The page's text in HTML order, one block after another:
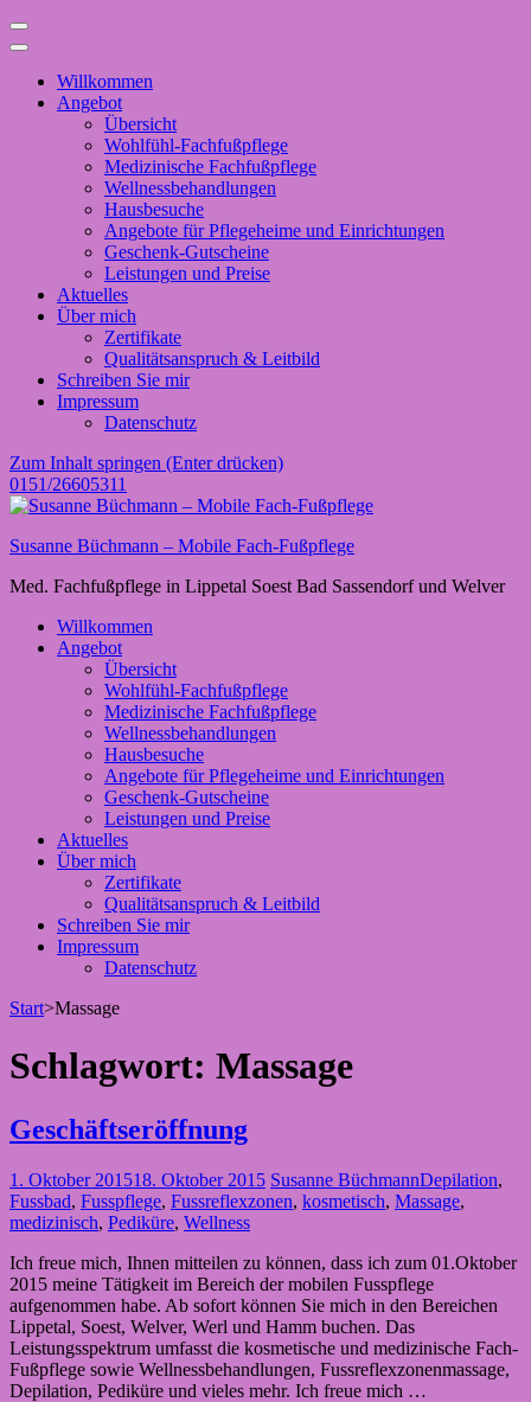
Willkommen
Angebot
Übersicht
Wohlfühl-Fachfußpflege
Medizinische Fachfußpflege
Wellnessbehandlungen
Hausbesuche
Angebote für Pflegeheime und Einrichtungen
Geschenk-Gutscheine
Leistungen und Preise
Aktuelles
Über mich
Zertifikate
Qualitätsanspruch & Leitbild
Schreiben Sie mir
Impressum
Datenschutz
Zum Inhalt springen (Enter drücken)
0151/26605311
Susanne Büchmann – Mobile Fach-Fußpflege
Med. Fachfußpflege in Lippetal Soest Bad Sassendorf und Welver
Willkommen
Angebot
Übersicht
Wohlfühl-Fachfußpflege
Medizinische Fachfußpflege
Wellnessbehandlungen
Hausbesuche
Angebote für Pflegeheime und Einrichtungen
Geschenk-Gutscheine
Leistungen und Preise
Aktuelles
Über mich
Zertifikate
Qualitätsanspruch & Leitbild
Schreiben Sie mir
Impressum
Datenschutz
Start>Massage
Schlagwort: Massage
Geschäftseröffnung
1. Oktober 201518. Oktober 2015 Susanne BüchmannDepilation,
Fussbad, Fusspflege, Fussreflexzonen, kosmetisch, Massage,
medizinisch, Pediküre, Wellness
Ich freue mich, Ihnen mitteilen zu können, dass ich zum 01.Oktober
2015 meine Tätigkeit im Bereich der mobilen Fusspflege
aufgenommen habe. Ab sofort können Sie mich in den Bereichen
Lippetal, Soest, Welver, Werl und Hamm buchen. Das
Leistungsspektrum umfasst die kosmetische und medizinische Fach-
Fußpflege sowie Wellnessbehandlungen, Fussreflexzonenmassage,
Depilation, Pediküre und vieles mehr. Ich freue mich …